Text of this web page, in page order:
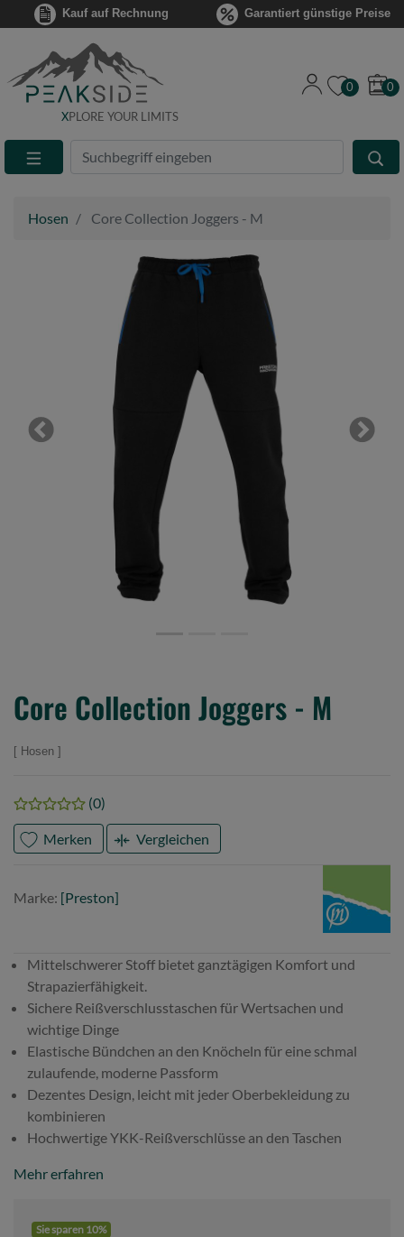
Kauf auf Rechnung Garantiert günstige Preise
XPLORE YOUR LIMITS
Suche
Eingabefeld
0 0
Hosen Core Collection Joggers - M
Previous Next
Core Collection Joggers - M
Hosen
(0)
Merken Vergleichen
Marke: [Preston]
Mittelschwerer Stoff bietet ganztägigen Komfort und
Strapazierfähigkeit.
Sichere Reißverschlusstaschen für Wertsachen und
wichtige Dinge
Elastische Bündchen an den Knöcheln für eine schmal
zulaufende, moderne Passform
Dezentes Design, leicht mit jeder Oberbekleidung zu
kombinieren
Hochwertige YKK-Reißverschlüsse an den Taschen
Mehr erfahren
Sie sparen 10%